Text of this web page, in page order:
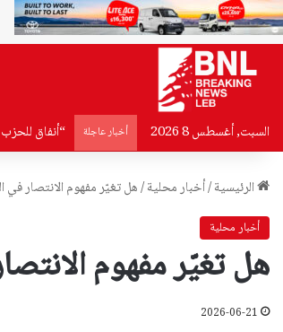
السبت, أغسطس 8 2026 أخبار عاجلة “أنفاق
الرئيسية/أخبار محلية/هل تغيّر مفهوم الانتصار في
أخبار محلية
هل تغيّر مفهوم
2026-06-21